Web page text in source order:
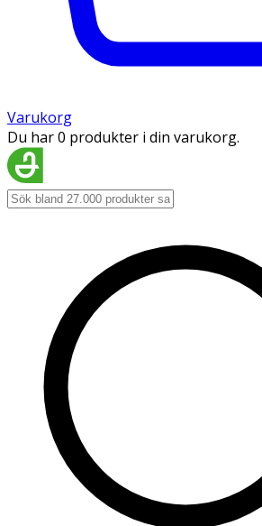
Varukorg
Du har 0 produkter i din varukorg.